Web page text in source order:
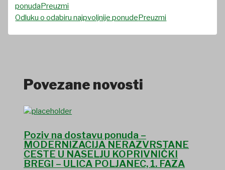
ponudaPreuzmi
Odluku o odabiru najpvoljnije ponudePreuzmi
Povezane novosti
Poziv na dostavu ponuda –
MODERNIZACIJA NERAZVRSTANE
CESTE U NASELJU KOPRIVNIČKI
BREGI – ULICA POLJANEC, 1. FAZA